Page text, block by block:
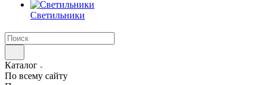
Светильники
Каталог
По всему сайту